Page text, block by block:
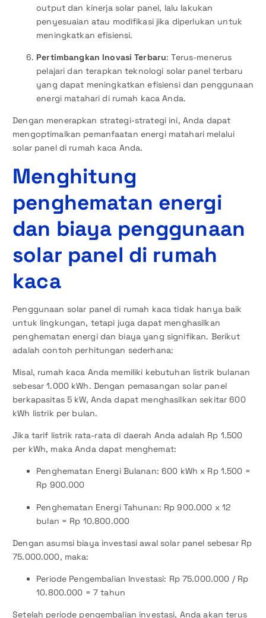
output dan kinerja solar panel, lalu lakukan
penyesuaian atau modifikasi jika diperlukan untuk
meningkatkan efisiensi.
Pertimbangkan Inovasi Terbaru: Terus-menerus
pelajari dan terapkan teknologi solar panel terbaru
yang dapat meningkatkan efisiensi dan penggunaan
energi matahari di rumah kaca Anda.
Dengan menerapkan strategi-strategi ini, Anda dapat
mengoptimalkan pemanfaatan energi matahari melalui
solar panel di rumah kaca Anda.
Menghitung
penghematan energi
dan biaya penggunaan
solar panel di rumah
kaca
Penggunaan solar panel di rumah kaca tidak hanya baik
untuk lingkungan, tetapi juga dapat menghasilkan
penghematan energi dan biaya yang signifikan. Berikut
adalah contoh perhitungan sederhana:
Misal, rumah kaca Anda memiliki kebutuhan listrik bulanan
sebesar 1.000 kWh. Dengan pemasangan solar panel
berkapasitas 5 kW, Anda dapat menghasilkan sekitar 600
kWh listrik per bulan.
Jika tarif listrik rata-rata di daerah Anda adalah Rp 1.500
per kWh, maka Anda dapat menghemat:
Penghematan Energi Bulanan: 600 kWh x Rp 1.500 =
Rp 900.000
Penghematan Energi Tahunan: Rp 900.000 x 12
bulan = Rp 10.800.000
Dengan asumsi biaya investasi awal solar panel sebesar Rp
75.000.000, maka:
Periode Pengembalian Investasi: Rp 75.000.000 / Rp
10.800.000 = 7 tahun
Setelah periode pengembalian investasi, Anda akan terus